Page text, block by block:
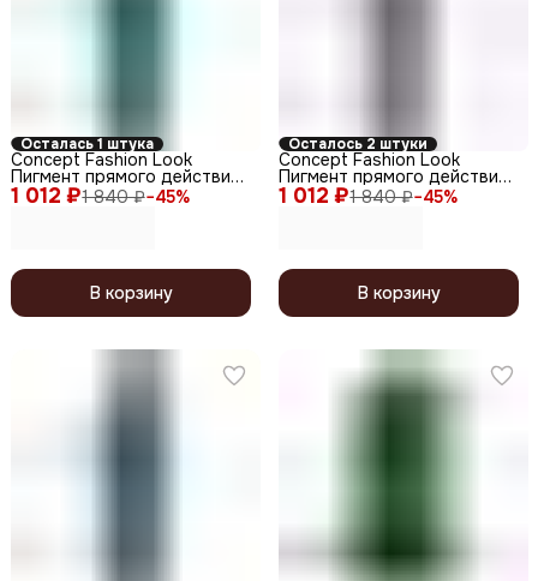
Осталась 1 штука
1 012 ₽1 840 ₽−45%
Concept Fashion Look
Пигмент прямого действия
/ Turquoise, бирюзовый, 250
мл
В корзину
Осталось 2 штуки
1 012 ₽1 840 ₽−45%
Concept Fashion Look
Пигмент прямого действия
/ Lavender, лаванда, 250 мл
В корзину